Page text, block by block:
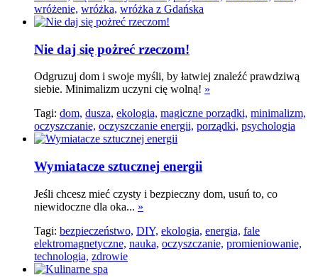
wróżenie, wróżka, wróżka z Gdańska
Nie daj się pożreć rzeczom!
Odgruzuj dom i swoje myśli, by łatwiej znaleźć prawdziwą
siebie. Minimalizm uczyni cię wolną! »
Tagi: dom, dusza, ekologia, magiczne porządki, minimalizm,
oczyszczanie, oczyszczanie energii, porządki, psychologia
Wymiatacze sztucznej energii
Jeśli chcesz mieć czysty i bezpieczny dom, usuń to, co
niewidoczne dla oka... »
Tagi: bezpieczeństwo, DIY, ekologia, energia, fale
elektromagnetyczne, nauka, oczyszczanie, promieniowanie,
technologia, zdrowie